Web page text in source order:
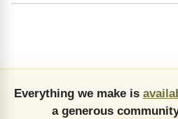
Everything we make is
a generous